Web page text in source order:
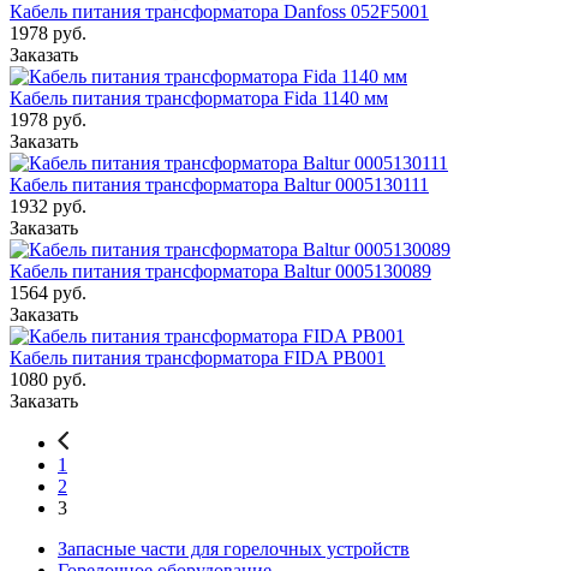
Кабель питания трансформатора Danfoss 052F5001
1978 руб.
Заказать
Кабель питания трансформатора Fida 1140 мм
1978 руб.
Заказать
Кабель питания трансформатора Baltur 0005130111
1932 руб.
Заказать
Кабель питания трансформатора Baltur 0005130089
1564 руб.
Заказать
Кабель питания трансформатора FIDA PB001
1080 руб.
Заказать
1
2
3
Запасные части для горелочных устройств